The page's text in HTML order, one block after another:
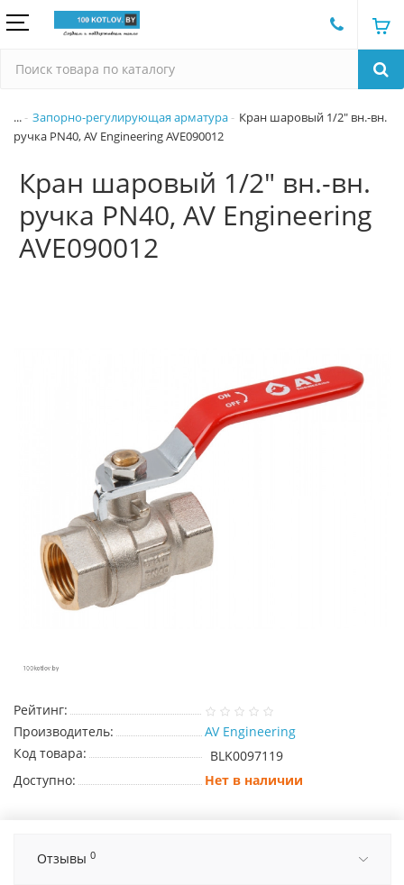
... Запорно-регулирующая арматура
Кран шаровый 1/2" вн.-вн.
ручка PN40, AV Engineering AVE090012
Кран шаровый 1/2" вн.-вн.
ручка PN40, AV Engineering
AVE090012
Рейтинг:
Производитель:
AV Engineering
Код товара:
BLK0097119
Доступно:
Нет в наличии
Отзывы 0